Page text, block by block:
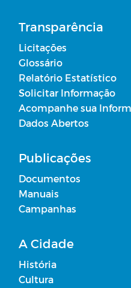
Acordos
Desonerações
celebração de
Transparência
Licitações
Glossário
Relatório Estatístico
Solicitar Informação
Acompanhe sua
Dados Abertos
Publicações
Documentos
Manuais
Campanhas
A Cidade
História
Cultura